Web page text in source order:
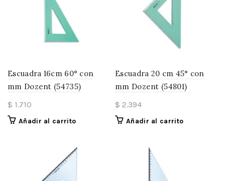
Escuadra 16cm 60° con
mm Dozent (54735)
$ 1.710
Añadir al carrito
Escuadra 20 cm 45° con
mm Dozent (54801)
$ 2.394
Añadir al carrito